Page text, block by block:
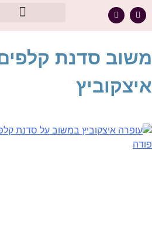
משוב סדנת
איצקוביץ